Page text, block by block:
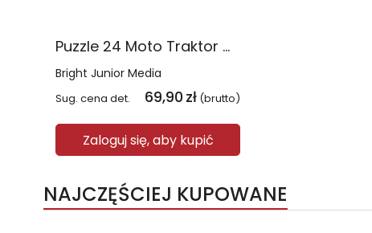
Puzzle 24 Moto Traktor CzuCzu
Bright Junior Media
Sug. cena det. 69,90 zł (brutto)
Zaloguj się, aby kupić
NAJCZĘŚCIEJ KUPOWANE